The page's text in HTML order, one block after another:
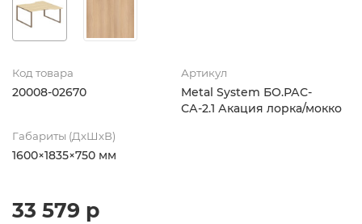
Код товара
20008-02670
Артикул
Metal System БО.РАС-
СА-2.1 Акация лорка/мокко
Габариты (ДхШхВ)
1600×1835×750 мм
33 579 р